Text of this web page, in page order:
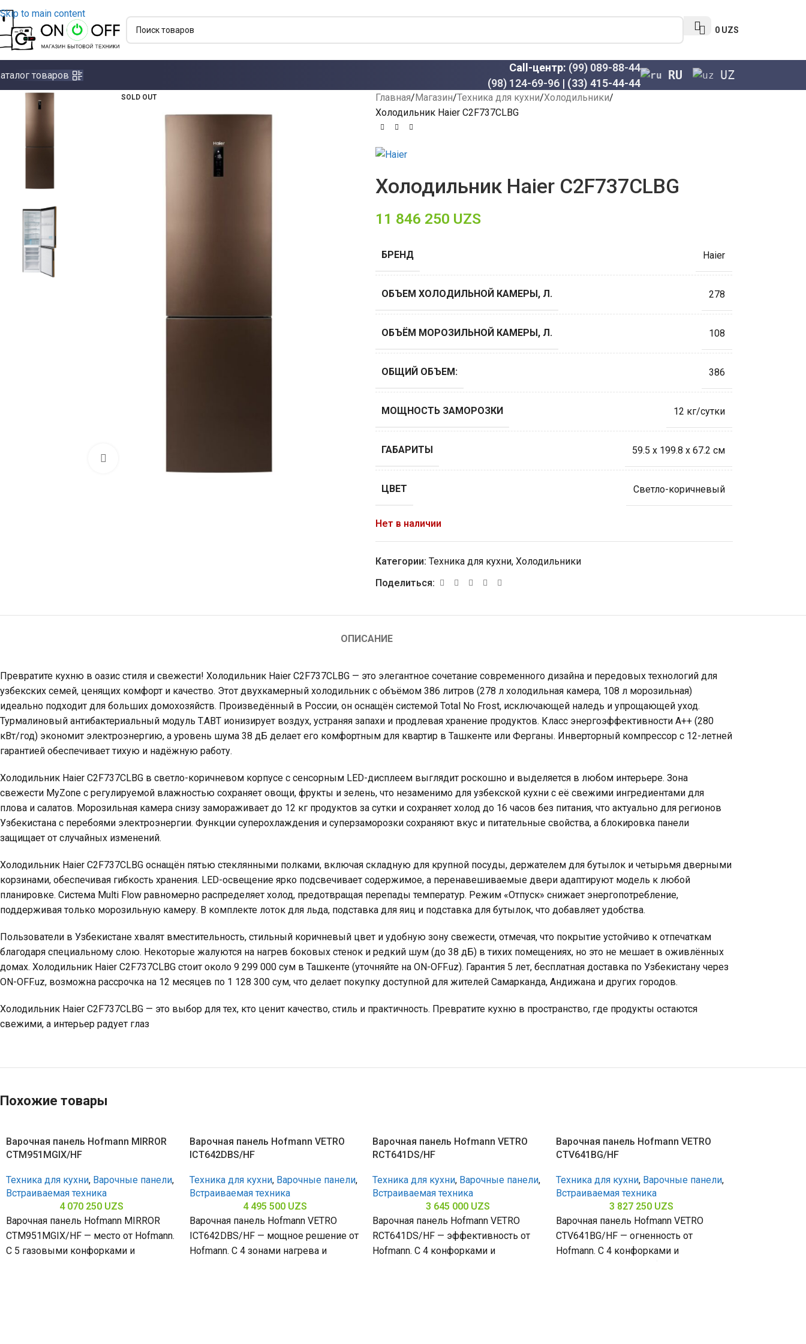
Skip to main content
0 UZS
товаров
Call-центр: (99) 089-88-44
(98) 124-69-96 | (33) 415-44-44
RU UZ
SOLD OUT Главная Магазин Техника для кухни Холодильники
Холодильник Haier C2F737CLBG
Холодильник Haier C2F737CLBG
11 846 250 UZS
БРЕНД Haier
ОБЪЕМ ХОЛОДИЛЬНОЙ КАМЕРЫ, Л. 278
ОБЪЁМ МОРОЗИЛЬНОЙ КАМЕРЫ, Л. 108
ОБЩИЙ ОБЪЕМ: 386
МОЩНОСТЬ ЗАМОРОЗКИ 12 кг/сутки
ГАБАРИТЫ 59.5 x 199.8 x 67.2 см
ЦВЕТ Светло-коричневый
Нет в наличии
Категории: Техника для кухни, Холодильники
Поделиться:
ОПИСАНИЕ
Превратите кухню в оазис стиля и свежести! Холодильник Haier C2F737CLBG — это элегантное сочетание современного дизайна и передовых технологий для
узбекских семей, ценящих комфорт и качество. Этот двухкамерный холодильник с объёмом 386 литров (278 л холодильная камера, 108 л морозильная)
идеально подходит для больших домохозяйств. Произведённый в России, он оснащён системой Total No Frost, исключающей наледь и упрощающей уход.
Турмалиновый антибактериальный модуль T.ABT ионизирует воздух, устраняя запахи и продлевая хранение продуктов. Класс энергоэффективности A++ (280
кВт/год) экономит электроэнергию, а уровень шума 38 дБ делает его комфортным для квартир в Ташкенте или Ферганы. Инверторный компрессор с 12-летней
гарантией обеспечивает тихую и надёжную работу.
Холодильник Haier C2F737CLBG в светло-коричневом корпусе с сенсорным LED-дисплеем выглядит роскошно и выделяется в любом интерьере. Зона
свежести MyZone с регулируемой влажностью сохраняет овощи, фрукты и зелень, что незаменимо для узбекской кухни с её свежими ингредиентами для
плова и салатов. Морозильная камера снизу замораживает до 12 кг продуктов за сутки и сохраняет холод до 16 часов без питания, что актуально для регионов
Узбекистана с перебоями электроэнергии. Функции суперохлаждения и суперзаморозки сохраняют вкус и питательные свойства, а блокировка панели
защищает от случайных изменений.
Холодильник Haier C2F737CLBG оснащён пятью стеклянными полками, включая складную для крупной посуды, держателем для бутылок и четырьмя дверными
корзинами, обеспечивая гибкость хранения. LED-освещение ярко подсвечивает содержимое, а перенавешиваемые двери адаптируют модель к любой
планировке. Система Multi Flow равномерно распределяет холод, предотвращая перепады температур. Режим «Отпуск» снижает энергопотребление,
поддерживая только морозильную камеру. В комплекте лоток для льда, подставка для яиц и подставка для бутылок, что добавляет удобства.
Пользователи в Узбекистане хвалят вместительность, стильный коричневый цвет и удобную зону свежести, отмечая, что покрытие устойчиво к отпечаткам
благодаря специальному слою. Некоторые жалуются на нагрев боковых стенок и редкий шум (до 38 дБ) в тихих помещениях, но это не мешает в оживлённых
домах. Холодильник Haier C2F737CLBG стоит около 9 299 000 сум в Ташкенте (уточняйте на ON-OFF.uz). Гарантия 5 лет, бесплатная доставка по Узбекистану через
ON-OFF.uz, возможна рассрочка на 12 месяцев по 1 128 300 сум, что делает покупку доступной для жителей Самарканда, Андижана и других городов.
Холодильник Haier C2F737CLBG — это выбор для тех, кто ценит качество, стиль и практичность. Превратите кухню в пространство, где продукты остаются
свежими, а интерьер радует глаз
Похожие товары
Варочная панель Hofmann MIRROR
CTM951MGIX/HF
Техника для кухни, Варочные панели,
Встраиваемая техника
4 070 250 UZS
Варочная панель Hofmann MIRROR
CTM951MGIX/HF — место от Hofmann.
С 5 газовыми конфорками и
Варочная панель Hofmann VETRO
ICT642DBS/HF
Техника для кухни, Варочные панели,
Встраиваемая техника
4 495 500 UZS
Варочная панель Hofmann VETRO
ICT642DBS/HF — мощное решение от
Hofmann. С 4 зонами нагрева и
Варочная панель Hofmann VETRO
RCT641DS/HF
Техника для кухни, Варочные панели,
Встраиваемая техника
3 645 000 UZS
Варочная панель Hofmann VETRO
RCT641DS/HF — эффективность от
Hofmann. С 4 конфорками и
Варочная панель Hofmann VETRO
CTV641BG/HF
Техника для кухни, Варочные панели,
Встраиваемая техника
3 827 250 UZS
Варочная панель Hofmann VETRO
CTV641BG/HF — огненность от
Hofmann. С 4 конфорками и